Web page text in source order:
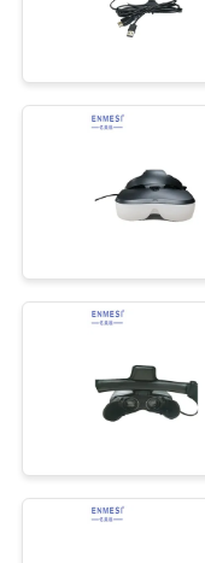
FPV
de